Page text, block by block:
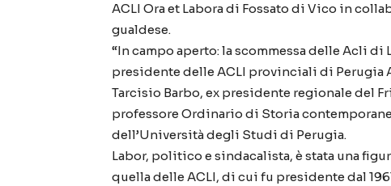
ACLI Ora et Labora di Fossato di Vico in
gualdese.
“In campo aperto: la scommessa delle Acli di
presidente delle ACLI provinciali di Perugia
Tarcisio Barbo, ex presidente regionale del
professore Ordinario di Storia
dell’Università degli Studi di Perugia.
Labor, politico e sindacalista, è stata una
quella delle ACLI, di cui fu presidente dal